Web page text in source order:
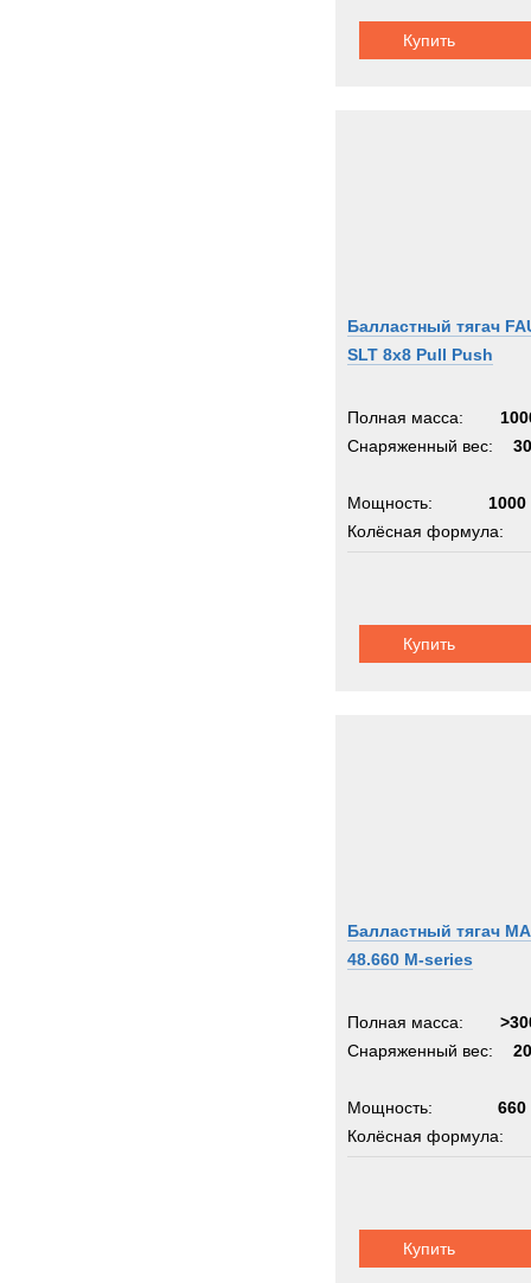
Купить
Балластный тягач
SLT 8x8 Pull Push
Полная масса:
Снаряженный вес:
Мощность:
1000
Колёсная формула:
Купить
Балластный тягач
48.660 M-series
Полная масса:
Снаряженный вес:
Мощность:
660
Колёсная формула:
Купить